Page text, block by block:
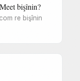
bişînin?
re bişînin